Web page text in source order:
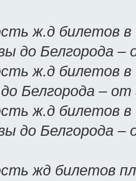
ж.д билетов в
до Белгорода
ж.д билетов в
Белгорода – от
ж.д билетов в
до Белгорода
жд билетов